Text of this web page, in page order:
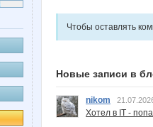
Чтобы оставлять
Новые записи в
nikom
Хотел в IT -